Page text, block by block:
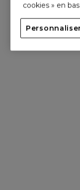
cookies » en